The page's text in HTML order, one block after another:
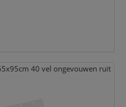
40 vel ongevouwen ruit